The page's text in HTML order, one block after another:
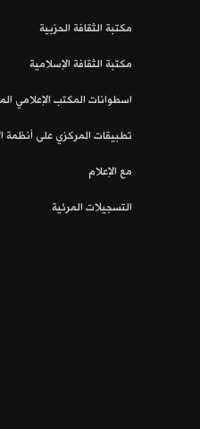
مكتبة الثقافة الحزبية
مكتبة الثقافة الإسلامية
اسطوانات المكتب الإعلامي
تطبيقات المركزي على أنظمة
مع الإعلام
التسجيلات المرئية